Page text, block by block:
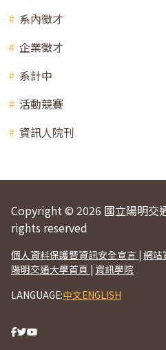
系內徵才
企業徵才
系計中
活動競賽
資訊人院刊
Copyright © 2026 國立陽明交
rights reserved
個人資料保護暨資訊安全宣言 | 網站
陽明交通大學首頁 | 資訊學院
LANGUAGE:中文ENGLISH